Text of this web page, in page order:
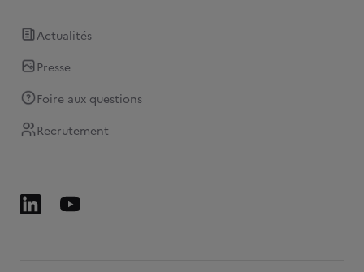
Actualités
Presse
Foire aux questions
Recrutement